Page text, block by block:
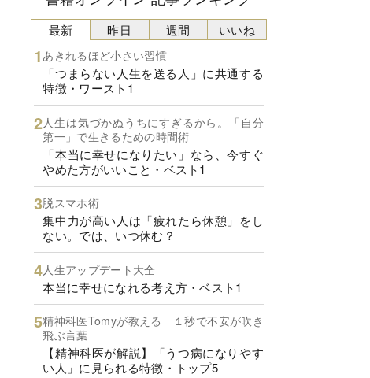
最新
あきれるほど小さい習慣
「つまらない人生を送る人」に共通する
特徴・ワースト1
人生は気づかぬうちにすぎるから。「自分
第一」で生きるための時間術
「本当に幸せになりたい」なら、今すぐ
やめた方がいいこと・ベスト1
脱スマホ術
集中力が高い人は「疲れたら休憩」をし
ない。では、いつ休む？
人生アップデート大全
本当に幸せになれる考え方・ベスト1
精神科医Tomyが教える １秒で不安が吹き
飛ぶ言葉
【精神科医が解説】「うつ病になりやす
い人」に見られる特徴・トップ5
昨日 週間 いいね